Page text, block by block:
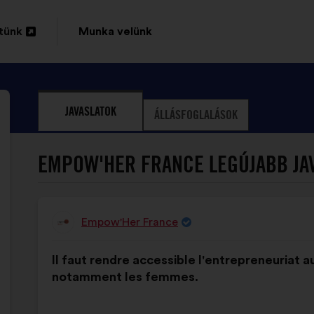
Munka velünk
JAVASLATOK ÁLLÁSFOGLALÁSOK
EMPOW'HER FRANCE LEGÚJABB
szerzője:
Empow'Her France
javaslat
tartalma:
Il faut rendre accessible l'entrepreneuriat
notamment les femmes.
következő
megoszlásban: